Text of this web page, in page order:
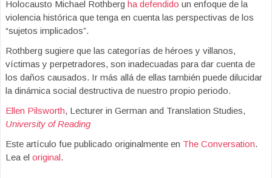
Holocausto Michael Rothberg ha defendido un enfoque de la
violencia histórica que tenga en cuenta las perspectivas de los
“sujetos implicados”.
Rothberg sugiere que las categorías de héroes y villanos,
víctimas y perpetradores, son inadecuadas para dar cuenta de
los daños causados. Ir más allá de ellas también puede dilucidar
la dinámica social destructiva de nuestro propio periodo.
Ellen Pilsworth, Lecturer in German and Translation Studies,
University of Reading
Este artículo fue publicado originalmente en The Conversation.
Lea el original.